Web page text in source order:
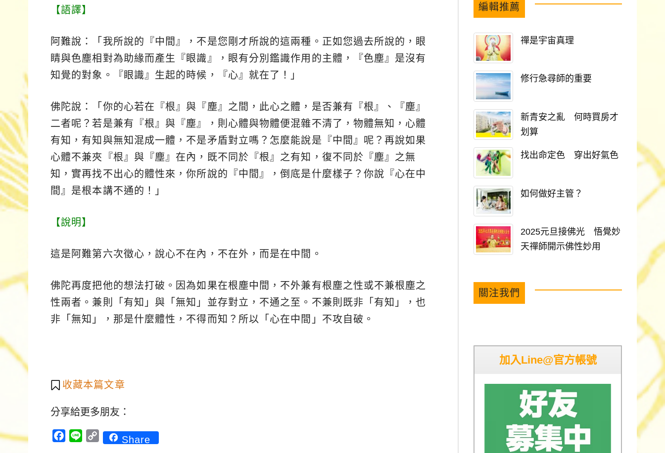
【語譯】
阿難說：「我所說的『中間』，不是您剛才所說的這兩種。正如您過去所說的，眼
睛與色塵相對為助緣而產生『眼識』，眼有分別鑑識作用的主體，『色塵』是沒有
知覺的對象。『眼識』生起的時候，『心』就在了！」
佛陀說：「你的心若在『根』與『塵』之間，此心之體，是否兼有『根』、『塵』
二者呢？若是兼有『根』與『塵』，則心體與物體便混雜不清了，物體無知，心體
有知，有知與無知混成一體，不是矛盾對立嗎？怎麼能說是『中間』呢？再說如果
心體不兼夾『根』與『塵』在內，既不同於『根』之有知，復不同於『塵』之無
知，實再找不出心的體性來，你所說的『中間』，倒底是什麼樣子？你說『心在中
間』是根本講不通的！」
【說明】
這是阿難第六次徵心，說心不在內，不在外，而是在中間。
佛陀再度把他的想法打破。因為如果在根塵中間，不外兼有根塵之性或不兼根塵之
性兩者。兼則「有知」與「無知」並存對立，不通之至。不兼則既非「有知」，也
非「無知」，那是什麼體性，不得而知？所以「心在中間」不攻自破。
收藏本篇文章
分享給更多朋友：
Facebook
Line
CopyShare
編輯推薦
禪是宇宙真理
修行急尋師的重要
新青安之亂 何時買房才
划算
找出命定色 穿出好氣色
如何做好主管？
2025元旦接佛光 悟覺妙
天禪師開示佛性妙用
關注我們
加入Line@官方帳號